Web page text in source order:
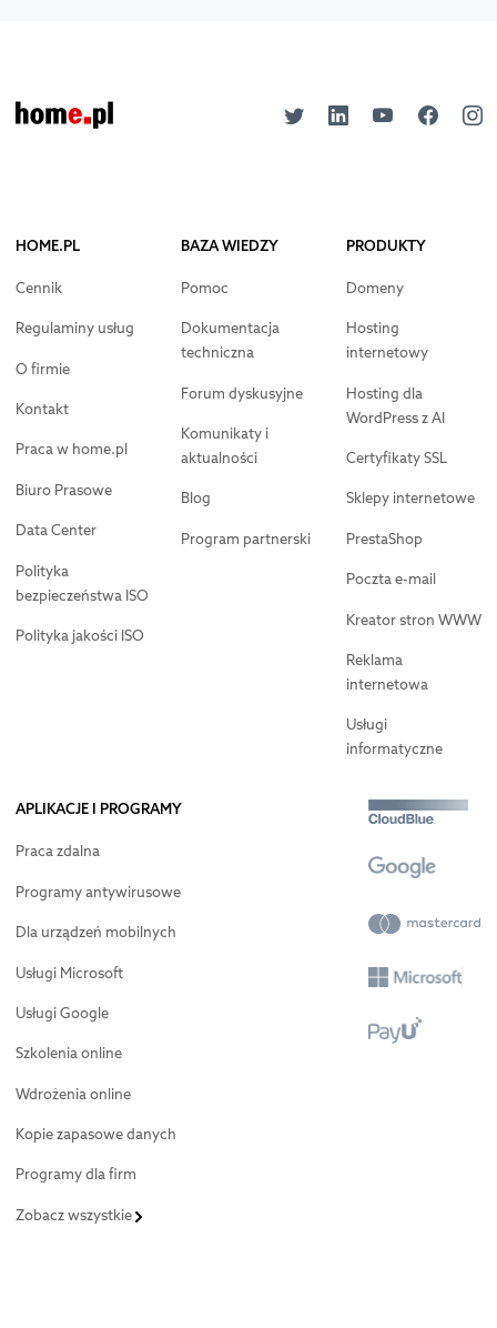
HOME.PL
Cennik
Regulaminy usług
O firmie
Kontakt
Praca w home.pl
Biuro Prasowe
Data Center
Polityka
bezpieczeństwa ISO
Polityka jakości ISO
BAZA WIEDZY
Pomoc
Dokumentacja
techniczna
Forum dyskusyjne
Komunikaty i
aktualności
Blog
Program partnerski
PRODUKTY
Domeny
Hosting
internetowy
Hosting dla
WordPress z AI
Certyfikaty SSL
Sklepy internetowe
PrestaShop
Poczta e-mail
Kreator stron WWW
Reklama
internetowa
Usługi
informatyczne
APLIKACJE I PROGRAMY
Praca zdalna
Programy antywirusowe
Dla urządzeń mobilnych
Usługi Microsoft
Usługi Google
Szkolenia online
Wdrożenia online
Kopie zapasowe danych
Programy dla firm
Zobacz wszystkie